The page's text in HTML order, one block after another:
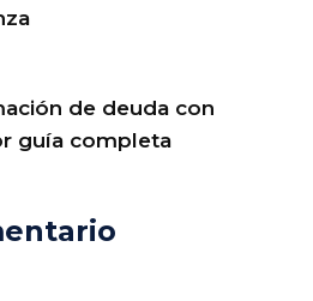
de deuda con
guía completa